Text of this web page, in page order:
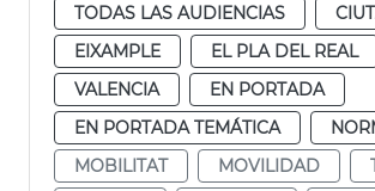
TODAS LAS AUDIENCIAS
EIXAMPLE
EL PLA DEL REAL
VALENCIA
EN PORTADA
EN PORTADA TEMÁTICA
MOBILITAT
MOVILIDAD